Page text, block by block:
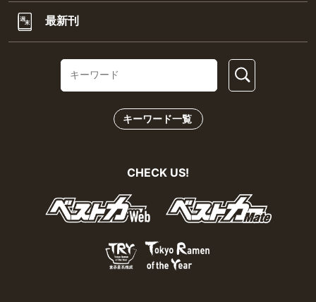
最新刊
キーワード一覧
CHECK US!